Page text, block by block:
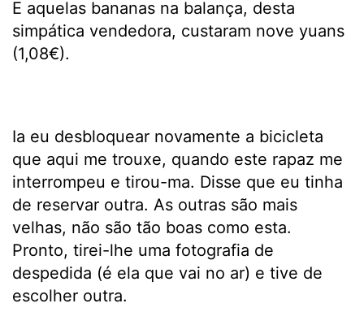
E aquelas bananas na balança, desta
simpática vendedora, custaram nove yuans
(1,08€).
Ia eu desbloquear novamente a bicicleta
que aqui me trouxe, quando este rapaz me
interrompeu e tirou-ma. Disse que eu tinha
de reservar outra. As outras são mais
velhas, não são tão boas como esta.
Pronto, tirei-lhe uma fotografia de
despedida (é ela que vai no ar) e tive de
escolher outra.